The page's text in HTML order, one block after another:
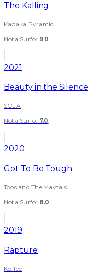
The Kalling
Kabaka Pyramid
Nota Surfo: 9.0
2021
Beauty in the Silence
SOJA
Nota Surfo: 7.0
2020
Got To Be Tough
Toos and The Maytals
Nota Surfo: 8.0
2019
Rapture
Koffee